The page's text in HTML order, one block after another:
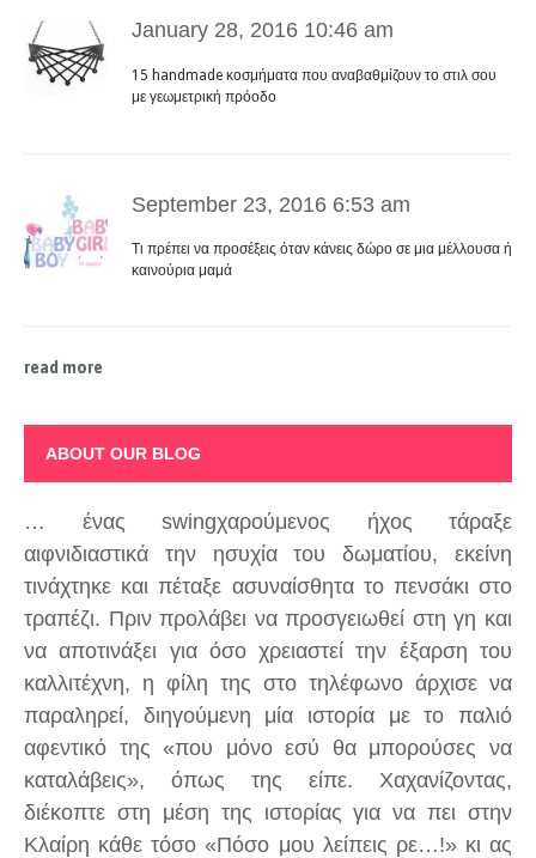
January 28, 2016 10:46 am
15 handmade κοσμήματα που αναβαθμίζουν το στιλ σου
με γεωμετρική πρόοδο
September 23, 2016 6:53 am
Τι πρέπει να προσέξεις όταν κάνεις δώρο σε μια μέλλουσα ή
καινούρια μαμά
read more
ABOUT OUR BLOG
… ένας swingχαρούμενος ήχος τάραξε
αιφνιδιαστικά την ησυχία του δωματίου, εκείνη
τινάχτηκε και πέταξε ασυναίσθητα το πενσάκι στο
τραπέζι. Πριν προλάβει να προσγειωθεί στη γη και
να αποτινάξει για όσο χρειαστεί την έξαρση του
καλλιτέχνη, η φίλη της στο τηλέφωνο άρχισε να
παραληρεί, διηγούμενη μία ιστορία με το παλιό
αφεντικό της «που μόνο εσύ θα μπορούσες να
καταλάβεις», όπως της είπε. Χαχανίζοντας,
διέκοπτε στη μέση της ιστορίας για να πει στην
Κλαίρη κάθε τόσο «Πόσο μου λείπεις ρε…!» κι ας